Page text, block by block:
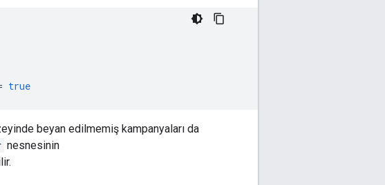
true
beyan edilmemiş kampanyaları da
nesnesinin